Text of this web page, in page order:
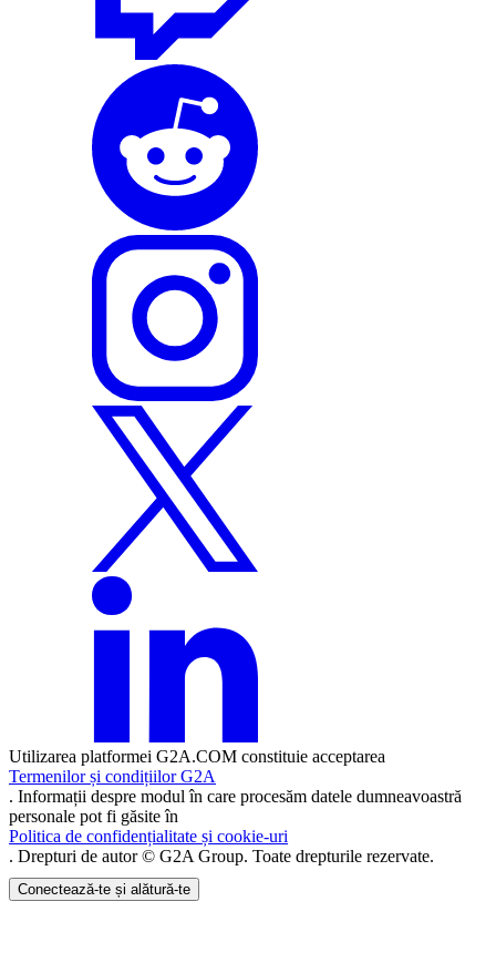
Utilizarea platformei G2A.COM constituie acceptarea
Termenilor și condițiilor G2A
. Informații despre modul în care procesăm datele dumneavoastră
personale pot fi găsite în
Politica de confidențialitate și cookie-uri
. Drepturi de autor © G2A Group. Toate drepturile rezervate.
Conectează-te și alătură-te